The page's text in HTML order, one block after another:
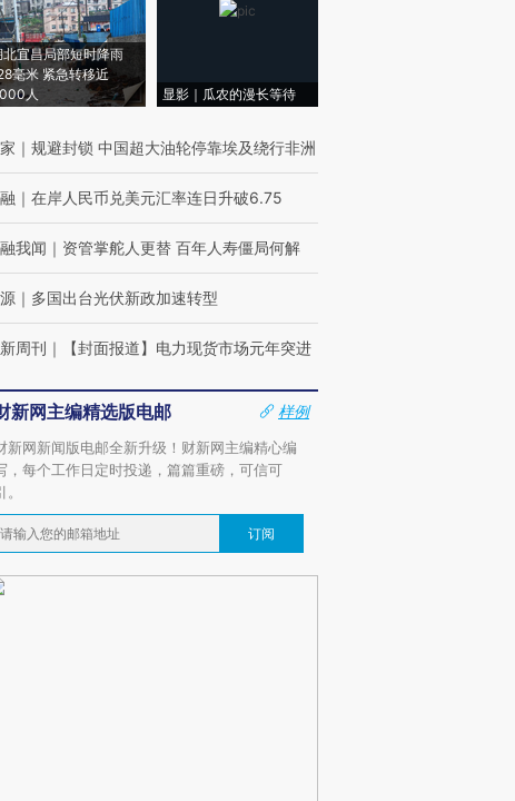
北宜昌局部短时降雨
毫米 紧急转移近
人
显影｜瓜农的漫长等待
｜ 规避封锁 中国超大油轮停靠埃及绕行非洲
｜ 在岸人民币兑美元汇率连日升破6.75
我闻 ｜ 资管掌舵人更替 百年人寿僵局何解
｜ 多国出台光伏新政加速转型
周刊 ｜ 【封面报道】电力现货市场元年突进
新网主编精选版电邮
样例
新网新闻版电邮全新升级！财新网主编精心编
，每个工作日定时投递，篇篇重磅，可信可
。
订阅